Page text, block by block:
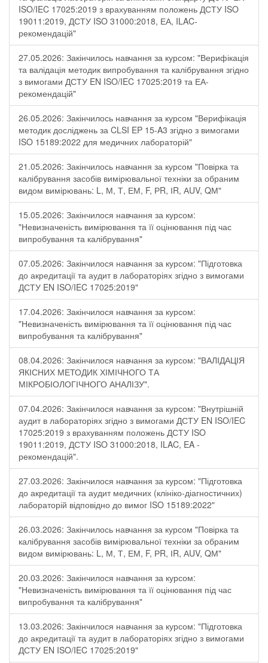
ISO/IEC 17025:2019 з врахуванням положень ДСТУ ISO
19011:2019, ДСТУ ISO 31000:2018, ЕА, ILAC-
рекомендацій"
27.05.2026: Закінчилось навчання за курсом: "Верифікація
та валідація методик випробування та калібрування згідно
з вимогами ДСТУ EN ISO/IEC 17025:2019 та ЕА-
рекомендацій"
26.05.2026: Закінчилось навчання за курсом "Верифікація
методик досліджень за CLSI EP 15-A3 згідно з вимогами
ISO 15189:2022 для медичних лабораторій"
21.05.2026: Закінчилось навчання за курсом "Повірка та
калібрування засобів вимірювальної техніки за обраним
видом вимірювань: L, М, Т, ЕМ, F, РR, ІR, АUV, QМ"
15.05.2026: Закінчилося навчання за курсом:
"Невизначеність вимірювання та її оцінювання під час
випробування та калібрування"
07.05.2026: Закінчилося навчання за курсом: "Підготовка
до акредитації та аудит в лабораторіях згідно з вимогами
ДСТУ EN ISO/IEC 17025:2019"
17.04.2026: Закінчилося навчання за курсом:
"Невизначеність вимірювання та її оцінювання під час
випробування та калібрування"
08.04.2026: Закінчилося навчання за курсом: "ВАЛІДАЦІЯ
ЯКІСНИХ МЕТОДИК ХІМІЧНОГО ТА
МІКРОБІОЛОГІЧНОГО АНАЛІЗУ".
07.04.2026: Закінчилося навчання за курсом: "Внутрішній
аудит в лабораторіях згідно з вимогами ДСТУ EN ISO/IEC
17025:2019 з врахуванням положень ДСТУ ISO
19011:2019, ДСТУ ISO 31000:2018, ILAC, EA -
рекомендацій".
27.03.2026: Закінчилося навчання за курсом: "Підготовка
до акредитації та аудит медичних (клініко-діагностичних)
лабораторій відповідно до вимог ISO 15189:2022"
26.03.2026: Закінчилось навчання за курсом "Повірка та
калібрування засобів вимірювальної техніки за обраним
видом вимірювань: L, М, Т, ЕМ, F, РR, ІR, АUV, QМ"
20.03.2026: Закінчилося навчання за курсом:
"Невизначеність вимірювання та її оцінювання під час
випробування та калібрування"
13.03.2026: Закінчилося навчання за курсом: "Підготовка
до акредитації та аудит в лабораторіях згідно з вимогами
ДСТУ EN ISO/IEC 17025:2019"